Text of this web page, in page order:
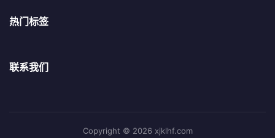
热门标签
联系我们
Copyright © 2026 xjklhf.com